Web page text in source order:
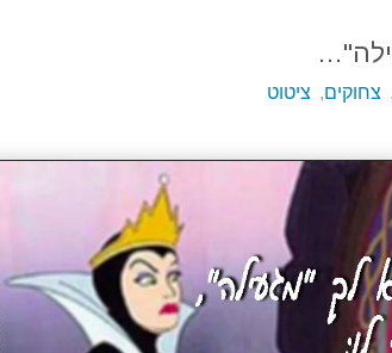
, צחוקים, ציטוט